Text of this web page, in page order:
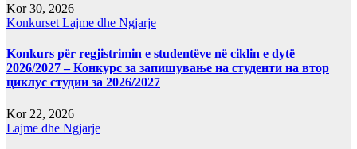
Kor 30, 2026
Konkurset Lajme dhe Ngjarje
Konkurs për regjistrimin e studentëve në ciklin e dytë
2026/2027 – Конкурс за запишување на студенти на втор
циклус студии за 2026/2027
Kor 22, 2026
Lajme dhe Ngjarje